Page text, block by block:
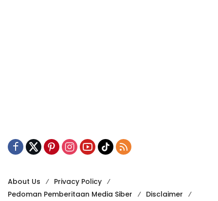
About Us
Privacy Policy
Pedoman Pemberitaan Media Siber
Disclaimer